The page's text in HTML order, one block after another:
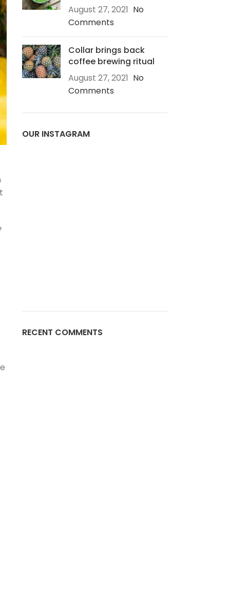
August 27, 2021 No
Comments
Collar brings back
coffee brewing ritual
August 27, 2021 No
Comments
OUR INSTAGRAM
RECENT COMMENTS